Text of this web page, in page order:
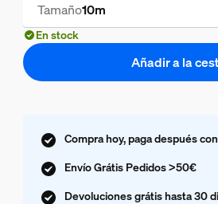
Tamaño10m
En stock
Añadir a la
Compra hoy, paga después
Envío Grátis Pedidos >50€
Devoluciones grátis hasta 30